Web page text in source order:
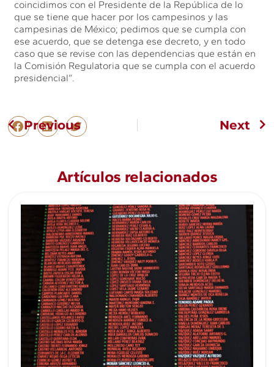
coincidimos con el Presidente de la República de lo
que se tiene que hacer por los campesinos y las
campesinas de México; pedimos que se cumpla con
ese acuerdo, que se detenga ese decreto, y en todo
caso que se revise con las dependencias que están en
la Comisión Regulatoria que se cumpla con el acuerdo
presidencial”.
Previous Next
Artículos relacionados